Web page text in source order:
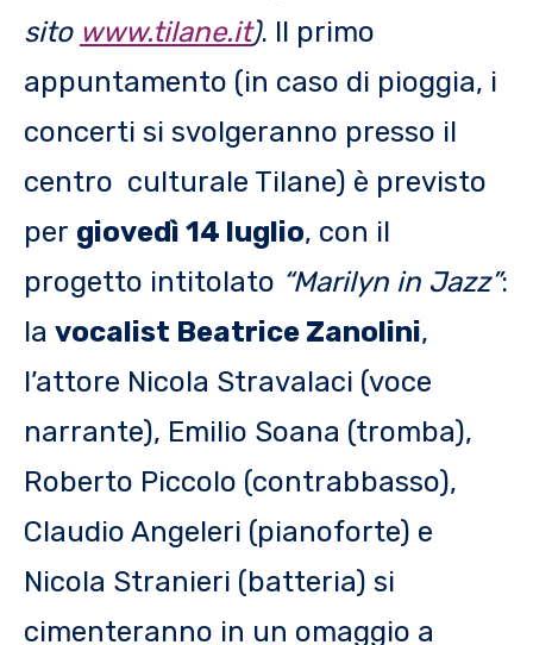
sito www.tilane.it). Il primo
appuntamento (in caso di pioggia, i
concerti si svolgeranno presso il
centro culturale Tilane) è previsto
per giovedì 14 luglio, con il
progetto intitolato “Marilyn in Jazz”:
la vocalist Beatrice Zanolini,
l’attore Nicola Stravalaci (voce
narrante), Emilio Soana (tromba),
Roberto Piccolo (contrabbasso),
Claudio Angeleri (pianoforte) e
Nicola Stranieri (batteria) si
cimenteranno in un omaggio a